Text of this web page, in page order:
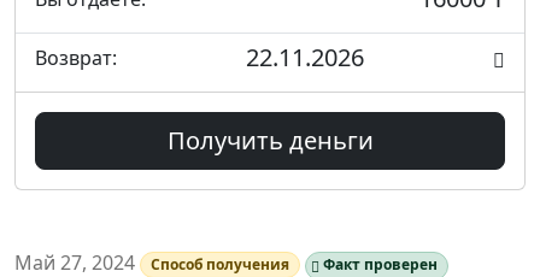
Возврат: 22.11.2026
Получить деньги
Май 27, 2024 Способ получения
Факт проверен